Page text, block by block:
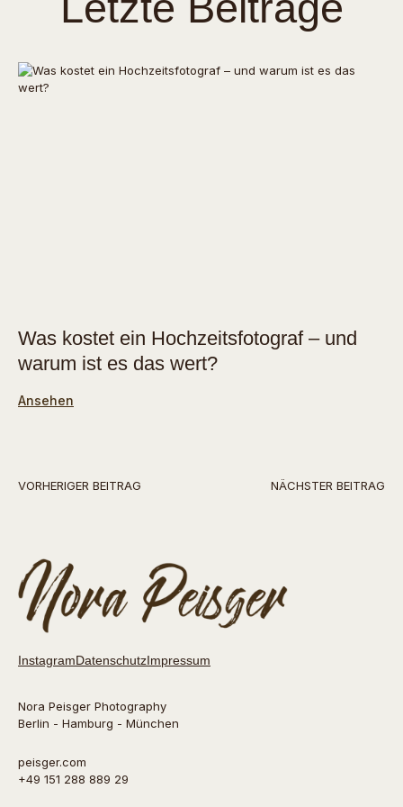
Was kostet ein Hochzeitsfotograf – und
warum ist es das wert?
Ansehen
VORHERIGER BEITRAG NÄCHSTER BEITRAG
InstagramDatenschutzImpressum
Nora Peisger Photography
Berlin - Hamburg - München
peisger.com
+49 151 288 889 29